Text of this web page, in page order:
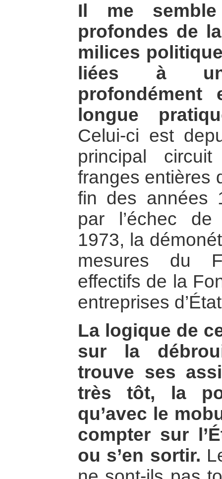
Il me
profondes de
milices
liées à
profondément
longue
Celui-ci est
principal
franges entières
fin des années
par l’échec
1973, la
mesures du
effectifs de la
entreprises
La logique de
sur la
trouve ses
très tôt, la
qu’avec le
compter sur
ou s’en sortir.